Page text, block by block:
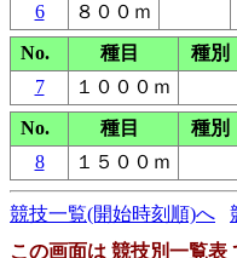
6
８００ｍ
No.
種目 種別
7
１０００ｍ
No.
種目 種別
8
１５００ｍ
競技一覧(開始時刻順)へ
この画面は 競技別一覧表